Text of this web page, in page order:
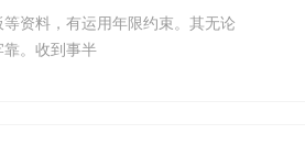
资料，有运用年限约束。其无论
。收到事半